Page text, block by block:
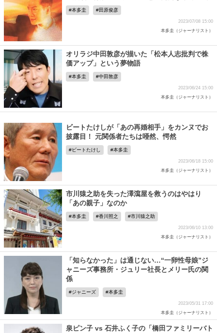
本多圭 田原俊彦
2023/07/08 15:00
本多圭（ジャーナリスト）
オリラジ中田敦彦が描いた「松本人志批判で株
価アップ」という夢物語
本多圭 中田敦彦
2023/06/24 15:00
本多圭（ジャーナリスト）
ビートたけしが「あの再婚相手」をカンヌでお
披露目！ 元関係者たちは唖然、愕然
ビートたけし 本多圭
2023/06/18 15:00
本多圭（ジャーナリスト）
市川猿之助を失った澤瀉屋を救うのはやはり
「あの親子」なのか
本多圭 香川照之 市川猿之助
2023/06/10 13:00
本多圭（ジャーナリスト）
「知らなかった」は通じない…“一卵性母娘”ジ
ャニーズ事務所・ジュリー社長とメリー氏の関
係
ジャニーズ 本多圭
2023/05/31 17:00
本多圭（ジャーナリスト）
泉ピン子 vs 石井ふく子の「橋田ファミリーバト